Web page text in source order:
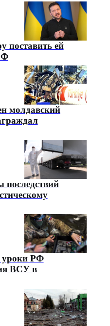
поставить ей
молдавский
уроки РФ
ВСУ в